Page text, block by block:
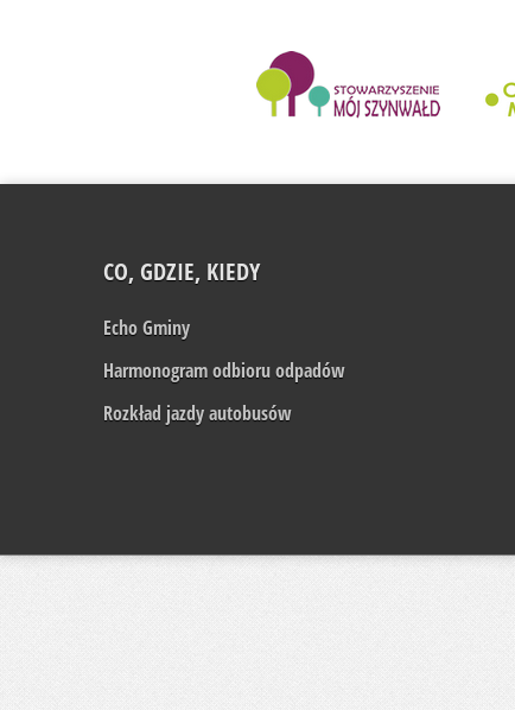
CO, GDZIE, KIEDY
Echo Gminy
Harmonogram odbioru odpadów
Rozkład jazdy autobusów